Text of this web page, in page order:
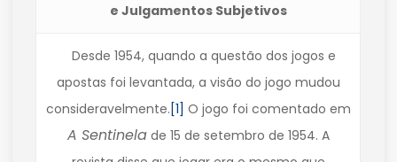
e Julgamentos Subjetivos
Desde 1954, quando a questão dos jogos e
apostas foi levantada, a visão do jogo mudou
consideravelmente. [1] O jogo foi comentado em
A Sentinelade 15 de setembro de 1954. A